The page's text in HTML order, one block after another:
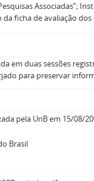
Associadas”;
ficha de avaliação dos
em duas sessões
para preservar
pela UnB em 15/08/
Brasil